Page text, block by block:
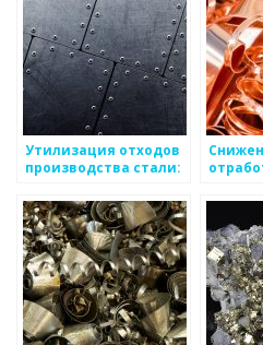
Утилизация отходов
производства стали: